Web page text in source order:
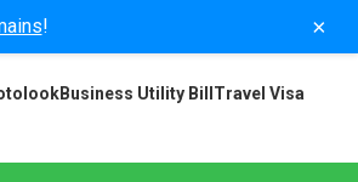
! ×
Business Utility Bill Travel Visa